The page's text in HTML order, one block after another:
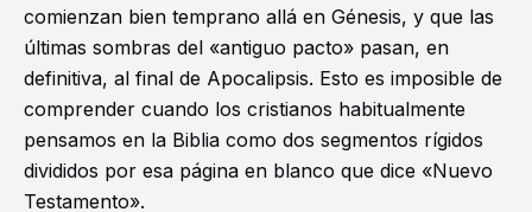
comienzan bien temprano allá en Génesis, y que las
últimas sombras del «antiguo pacto» pasan, en
definitiva, al final de Apocalipsis. Esto es imposible de
comprender cuando los cristianos habitualmente
pensamos en la Biblia como dos segmentos rígidos
divididos por esa página en blanco que dice «Nuevo
Testamento».